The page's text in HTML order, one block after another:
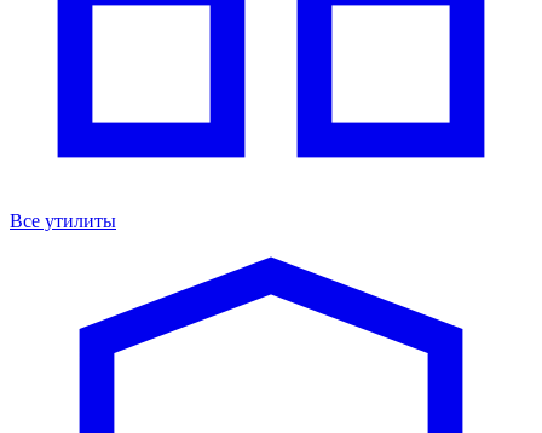
Все утилиты